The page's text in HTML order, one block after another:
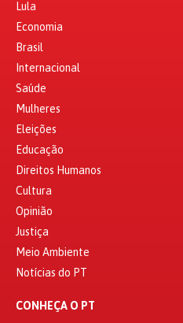
Lula
Economia
Brasil
Internacional
Saúde
Mulheres
Eleições
Educação
Direitos Humanos
Cultura
Opinião
Justiça
Meio Ambiente
Notícias do PT
CONHEÇA O PT